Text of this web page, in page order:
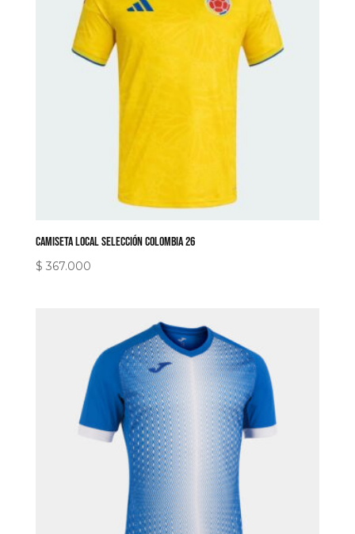
Camiseta Local Selección Colombia 26
$ 367.000